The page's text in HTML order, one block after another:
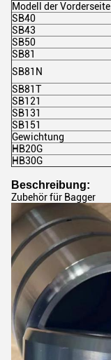
Modell der Vorderseite
SB40
SB43
SB50
SB81
SB81N
SB81T
SB121
SB131
SB151
Gewichtung
HB20G
HB30G
Beschreibung:
Zubehör für Bagger